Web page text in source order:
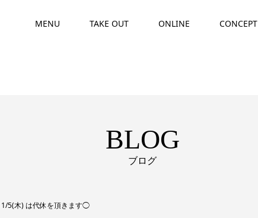
MENU TAKE OUT ONLINE CONCEPT
BLOG
ブログ
5(木) は代休を頂きます◯